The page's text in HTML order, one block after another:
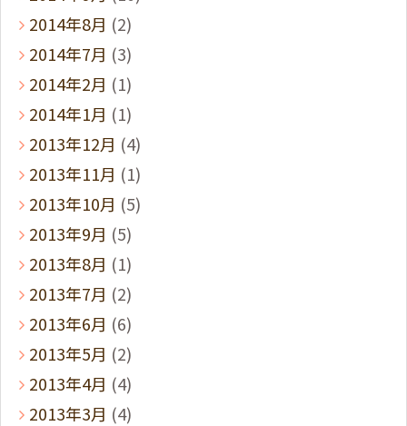
2014年8月 (2)
2014年7月 (3)
2014年2月 (1)
2014年1月 (1)
2013年12月 (4)
2013年11月 (1)
2013年10月 (5)
2013年9月 (5)
2013年8月 (1)
2013年7月 (2)
2013年6月 (6)
2013年5月 (2)
2013年4月 (4)
2013年3月 (4)